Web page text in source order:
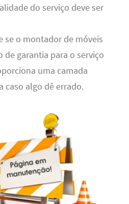
do serviço deve ser
se o montador de móveis
de garantia para o serviço
uma camada
caso algo dê errado.